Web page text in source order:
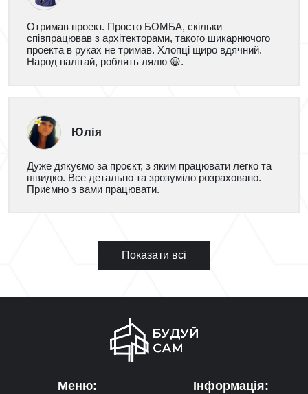
Отримав проект. Просто БОМБА, скільки
співпрацював з архітекторами, такого шикарнючого
проекта в руках не тримав. Хлопці щиро вдячний.
Народ налітай, роблять лялю 😀.
Юлія
Дуже дякуємо за проєкт, з яким працювати легко та
швидко. Все детально та зрозуміло розраховано.
Приємно з вами працювати.
Показати всі
Меню: Інформація: